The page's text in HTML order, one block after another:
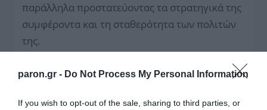
paron.gr - Do Not Process My Personal Information
If you wish to opt-out of the sale, sharing to third parties, or
παράλληλα προστατεύοντας τα στρατηγικά της
συμφέροντα και τη σταθερότητα των πολιτών
της.
Άμεσα πρέπει να λάβει στοχευμένα κοινωνικά
μέτρα, για μεγαλύτερη προστασία από την
ακρίβεια, κανόνες στην αγορά, απέναντι σε